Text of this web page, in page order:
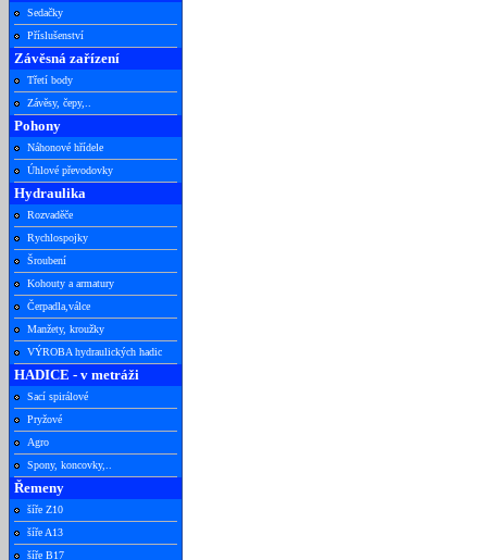
Sedačky
Příslušenství
Závěsná zařízení
Třetí body
Závěsy, čepy,..
Pohony
Náhonové hřídele
Úhlové převodovky
Hydraulika
Rozvaděče
Rychlospojky
Šroubení
Kohouty a armatury
Čerpadla,válce
Manžety, kroužky
VÝROBA hydraulických hadic
HADICE - v metráži
Sací spirálové
Pryžové
Agro
Spony, koncovky,..
Řemeny
šíře Z10
šíře A13
šíře B17